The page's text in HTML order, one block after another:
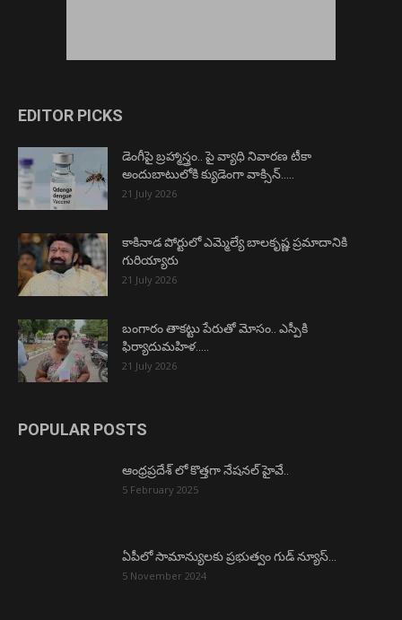
EDITOR PICKS
డెంగీపై బ్రహ్మాస్త్రం.. పై వ్యాధి నివారణ టీకా
అందుబాటులోకి క్యుడెంగా వాక్సిన్…..
21 July 2026
కాకినాడ పోర్టులో ఎమ్మెల్యే బాలకృష్ణ ప్రమాదానికి
గురియ్యారు
21 July 2026
బంగారం తాకట్టు పేరుతో మోసం.. ఎస్పీకి
ఫిర్యాదుమహిళ…..
21 July 2026
POPULAR POSTS
ఆంధ్రప్రదేశ్ లో కొత్తగా నేషనల్ హైవే..
5 February 2025
ఏపీలో సామాన్యులకు ప్రభుత్వం గుడ్ న్యూస్…
5 November 2024